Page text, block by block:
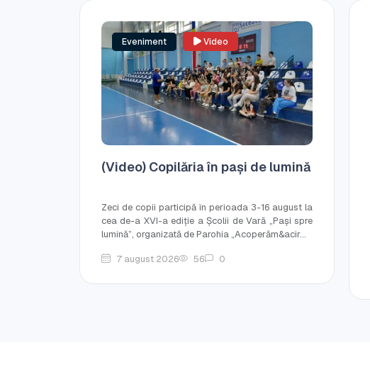
Eveniment Video
(Video) Copilăria în pași de lumină
Zeci de copii participă în perioada 3-16 august la
cea de-a XVI-a ediție a Școlii de Vară „Pași spre
lumină”, organizată de Parohia „Acoperăm&acir...
7 august 2026 56 0